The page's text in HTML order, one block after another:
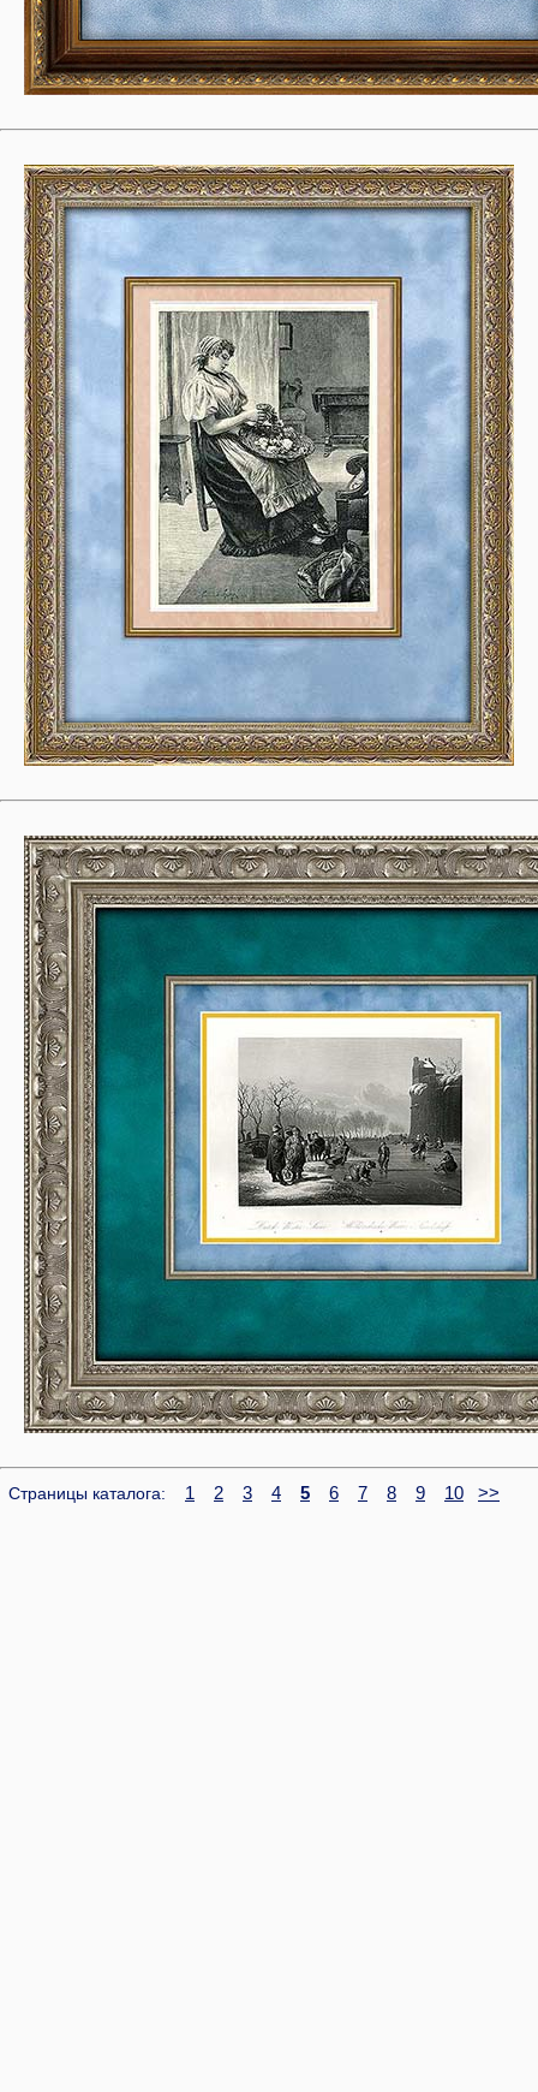
Страницы каталога: 1 2 3 4 5 6 7 8 9 10 >>